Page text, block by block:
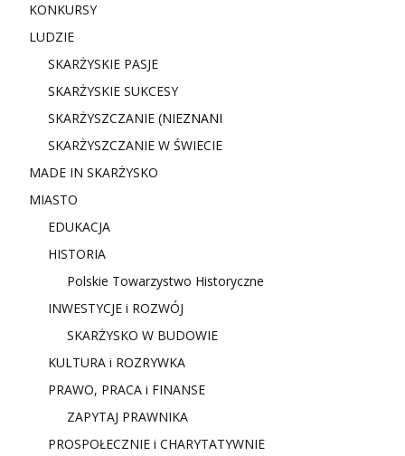
KONKURSY
LUDZIE
SKARŻYSKIE PASJE
SKARŻYSKIE SUKCESY
SKARŻYSZCZANIE (NIEZNANI
SKARŻYSZCZANIE W ŚWIECIE
MADE IN SKARŻYSKO
MIASTO
EDUKACJA
HISTORIA
Polskie Towarzystwo Historyczne
INWESTYCJE i ROZWÓJ
SKARŻYSKO W BUDOWIE
KULTURA i ROZRYWKA
PRAWO, PRACA i FINANSE
ZAPYTAJ PRAWNIKA
PROSPOŁECZNIE i CHARYTATYWNIE